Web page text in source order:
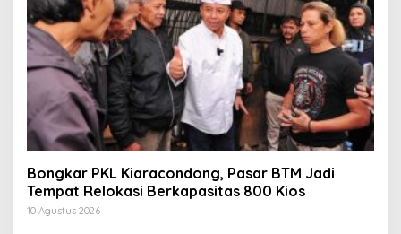
Bongkar PKL Kiaracondong, Pasar BTM Jadi
Tempat Relokasi Berkapasitas 800 Kios
10 Agustus 2026